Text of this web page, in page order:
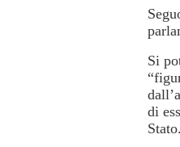
Si
di
Stato.